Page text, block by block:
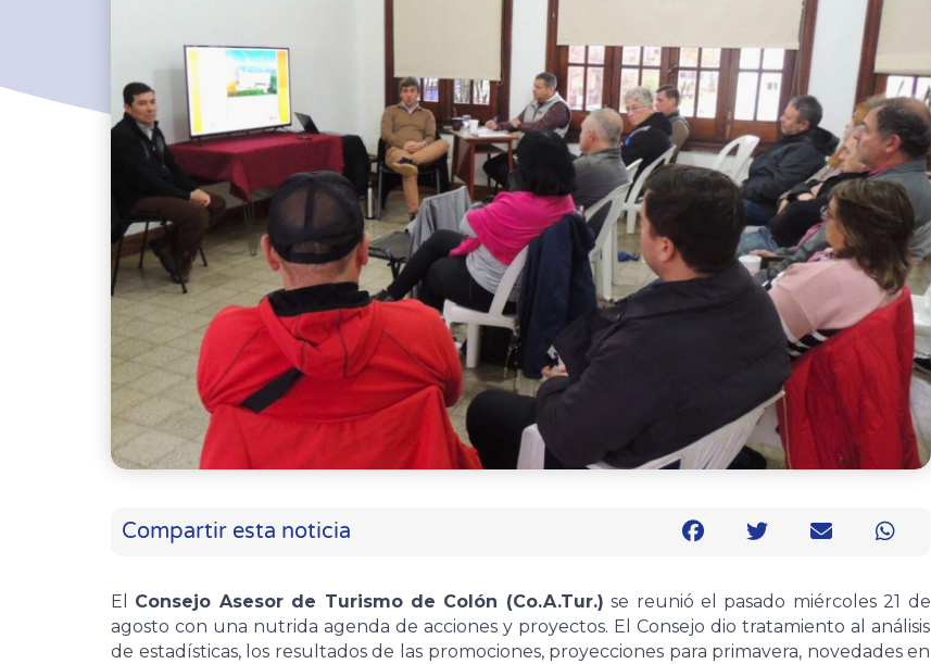
Compartir esta noticia
El Consejo Asesor de Turismo de Colón (Co.A.Tur.) se reunió el pasado miércoles 21 de
agosto con una nutrida agenda de acciones y proyectos. El Consejo dio tratamiento al análisis
de estadísticas, los resultados de las promociones, proyecciones para primavera, novedades en